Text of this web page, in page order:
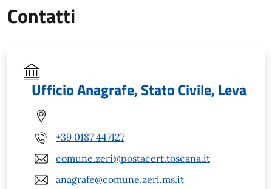
Contatti
Ufficio Anagrafe, Stato Civile, Leva
+39 0187 447127
comune.zeri@postacert.toscana.it
anagrafe@comune.zeri.ms.it